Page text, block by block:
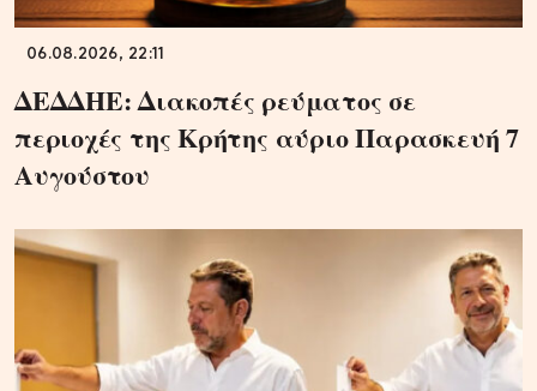
06.08.2026, 22:11
ΔΕΔΔΗΕ: Διακοπές ρεύματος σε
περιοχές της Κρήτης αύριο Παρασκευή 7
Αυγούστου